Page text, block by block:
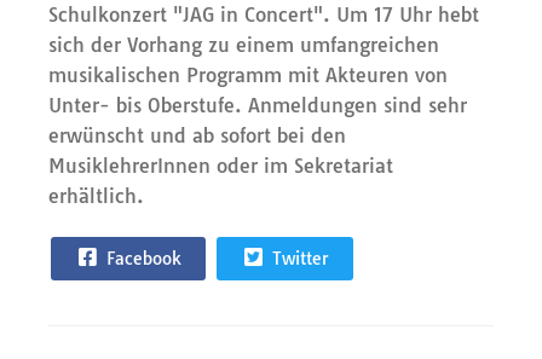
Schulkonzert "JAG in Concert". Um 17 Uhr hebt
sich der Vorhang zu einem umfangreichen
musikalischen Programm mit Akteuren von
Unter- bis Oberstufe. Anmeldungen sind sehr
erwünscht und ab sofort bei den
MusiklehrerInnen oder im Sekretariat
erhältlich.
Facebook Twitter